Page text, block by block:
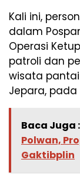
Kali ini,
dalam
Operasi
patroli dan
wisata
Jepara,
Baca Juga :
Polwan,
Gaktibplin